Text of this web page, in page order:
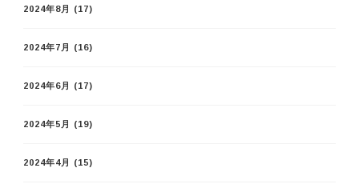
2024年8月 (17)
2024年7月 (16)
2024年6月 (17)
2024年5月 (19)
2024年4月 (15)